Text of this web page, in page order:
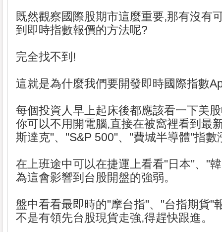
既然觀察國際股期市這麼重要,那有沒有
到即時指數報價的方法呢?
完全找不到!
這就是為什麼我們要開發即時國際指數
每個投資人早上起床後都應該看一下美
你可以不用開電腦,直接在被窩裡看到最
斯達克"、"S&P 500"、"費城半導體"指數
在上班途中可以在捷運上看看"日本"、"
為這會影響到台股開盤的強弱。
盤中看看最即時的"摩台指"、"台指期貨"
不是有領先台股現貨走強,得趕快跟進。